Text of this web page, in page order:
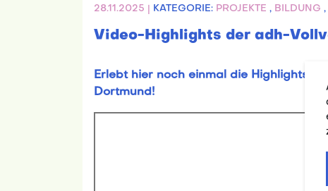
28.11.2025 | KATEGORIE: PROJEKTE , BILDUNG ,
Video-Highlights der adh-
Erlebt hier noch einmal die Highlights
Dortmund!